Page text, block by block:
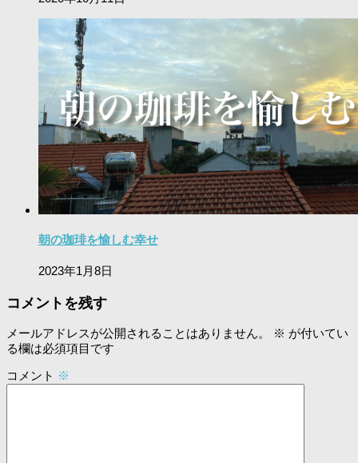
朝の珈琲を愉しむ幸せ
2023年1月8日
コメントを残す
メールアドレスが公開されることはありません。 ※ が付いてい
る欄は必須項目です
コメント ※